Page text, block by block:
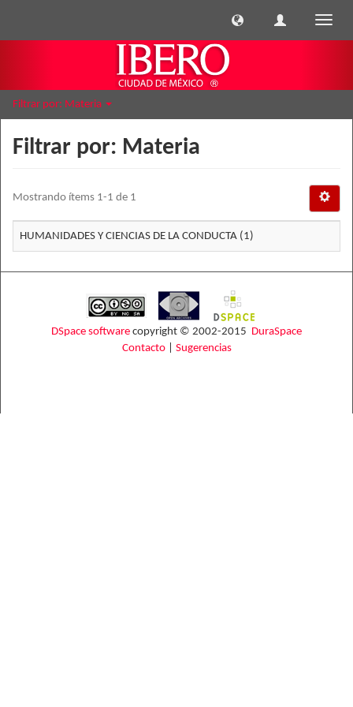
Filtrar por: Materia
Filtrar por: Materia
Mostrando ítems 1-1 de 1
HUMANIDADES Y CIENCIAS DE LA CONDUCTA (1)
DSpace software copyright © 2002-2015 DuraSpace
Contacto| Sugerencias